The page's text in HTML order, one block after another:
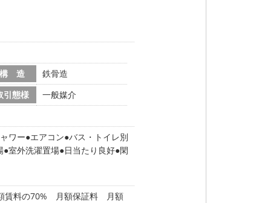
構 造
鉄骨造
引態様
一般媒介
ワー エアコン バス・トイレ別
室外洗濯置場 日当たり良好 閑
料の70% 月額保証料 月額